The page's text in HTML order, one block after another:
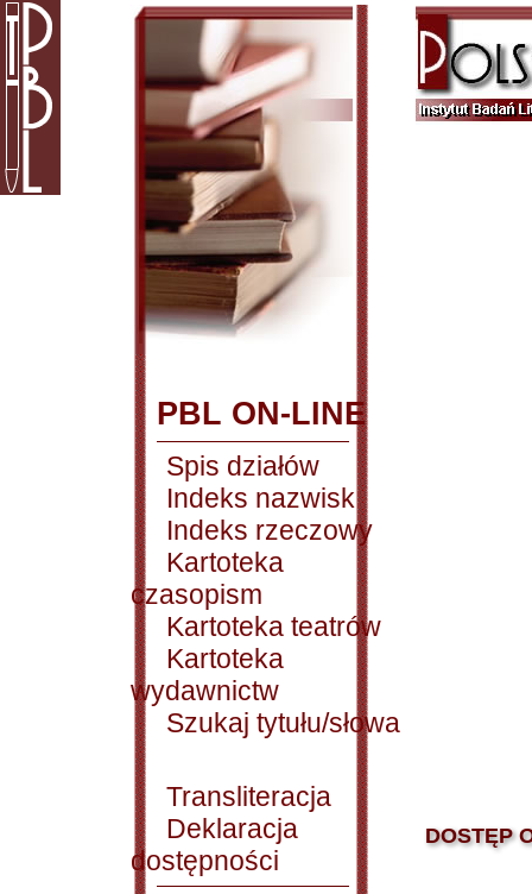
PBL ON-LINE
Spis działów
Indeks nazwisk
Indeks rzeczowy
Kartoteka
czasopism
Kartoteka teatrów
Kartoteka
wydawnictw
Szukaj tytułu/słowa
Transliteracja
Deklaracja
dostępności
DOSTĘP